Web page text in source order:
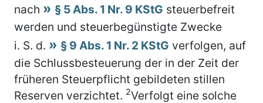
nach
§ 5 Abs. 1 Nr. 9 KStG steuerbefreit
werden und steuerbegünstigte Zwecke
i. S. d.
§ 9 Abs. 1 Nr. 2 KStG verfolgen, auf
die Schlussbesteuerung der in der Zeit der
früheren Steuerpflicht gebildeten stillen
Reserven verzichtet. 2Verfolgt eine solche